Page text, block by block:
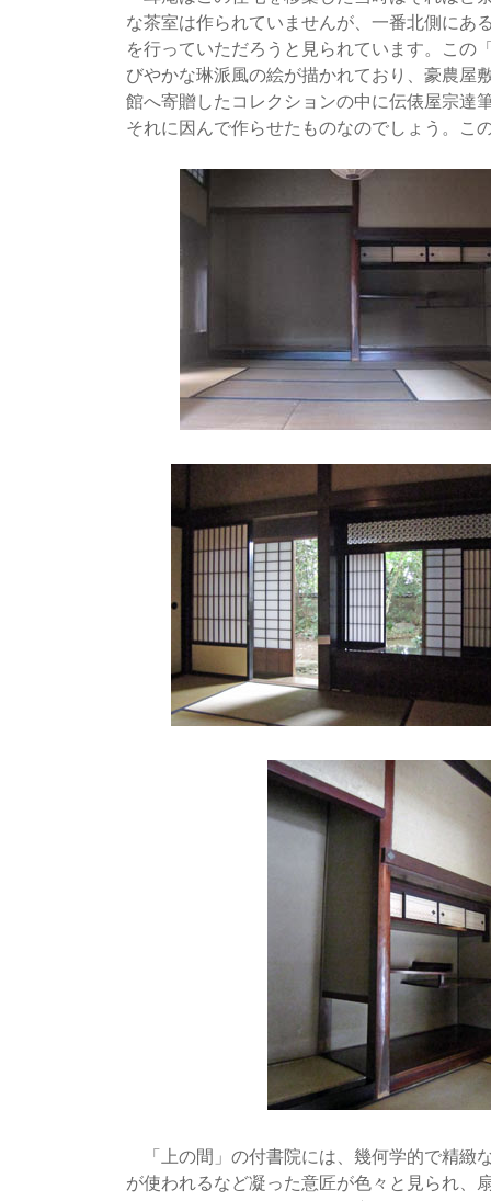
な茶室は作られていませんが、一番北側にあ
を行っていただろうと見られています。この
びやかな琳派風の絵が描かれており、豪農屋
館へ寄贈したコレクションの中に伝俵屋宗達
それに因んで作らせたものなのでしょう。こ
「上の間」の付書院には、幾何学的で精緻
が使われるなど凝った意匠が色々と見られ、